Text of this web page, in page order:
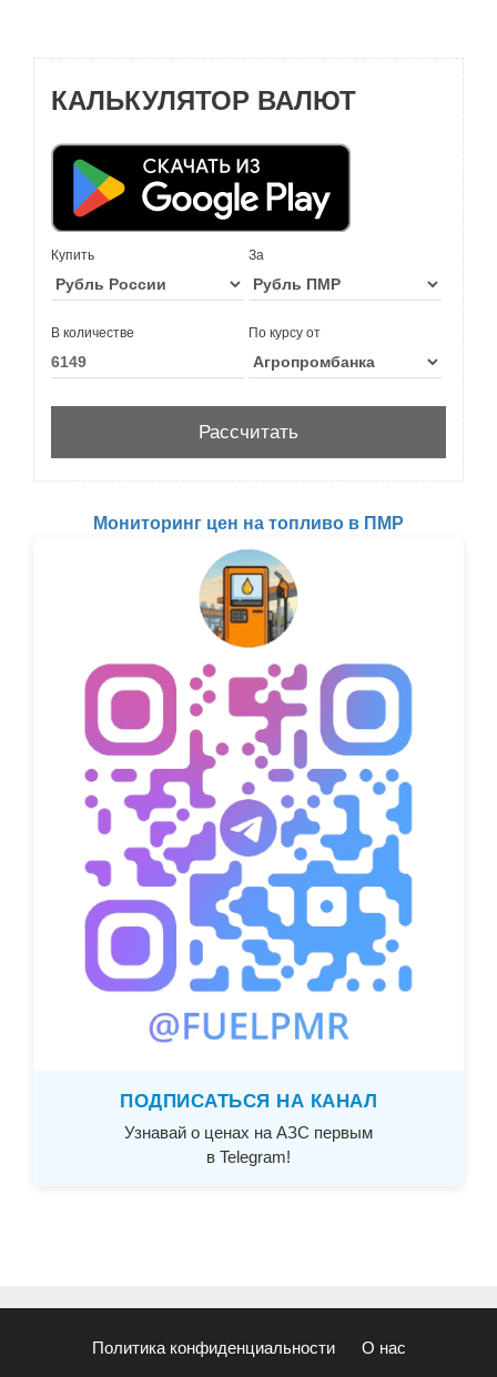
КАЛЬКУЛЯТОР ВАЛЮТ
Купить За
В количестве По курсу от
Мониторинг цен на топливо в ПМР
ПОДПИСАТЬСЯ НА КАНАЛ
Узнавай о ценах на АЗС первым
в Telegram!
Политика конфиденциальности О нас